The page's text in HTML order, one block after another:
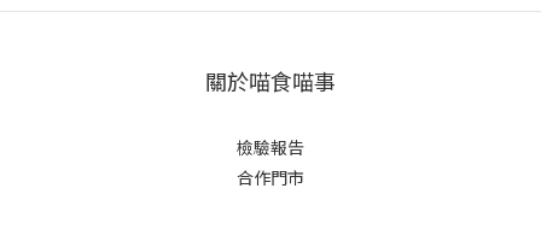
關於喵食喵事
檢驗報告
合作門市